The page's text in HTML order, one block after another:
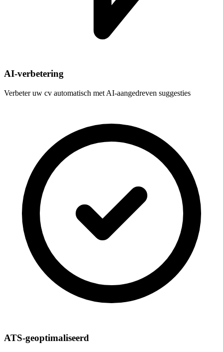
AI-verbetering
Verbeter uw cv automatisch met AI-aangedreven suggesties
ATS-geoptimaliseerd